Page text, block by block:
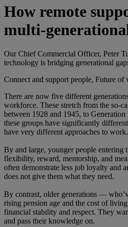
How remote
multi-
Our Chief Commercial Officer, Peter
technology is bridging generational
Connect and support people, Future
There are now five different
workforce. These stretch from the so-
between 1928 and 1945, to
these groups have significantly
have very different approaches to work.
By and large, younger people entering
flexibility, reward, mentorship, and
often demonstrate less job loyalty and
does not give them what they need.
By contrast, older generations —
rising pension age and the cost of
financial stability and respect. They
and pass their knowledge on.